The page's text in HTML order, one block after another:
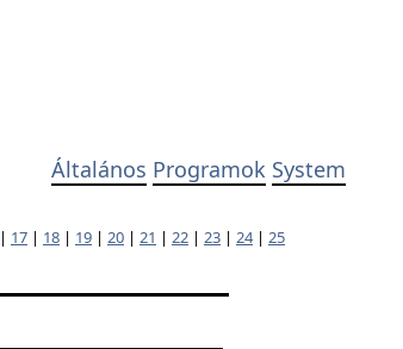
Általános Programok System
| 17 | 18 | 19 | 20 | 21 | 22 | 23 | 24| 25